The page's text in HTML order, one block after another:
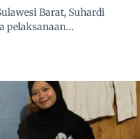
Barat, Suhardi
pelaksanaan...